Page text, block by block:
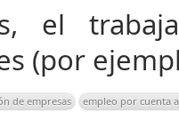
el
(por
de empresas empleo por cuenta